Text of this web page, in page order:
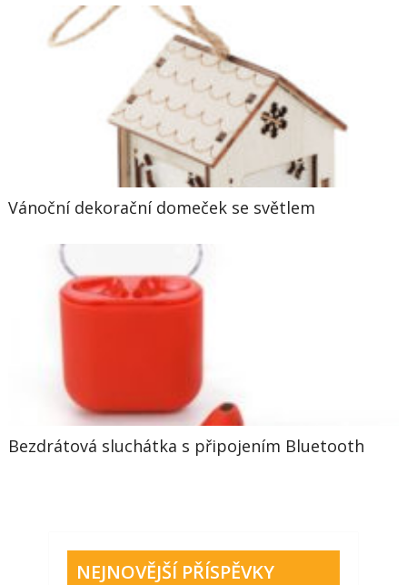
Vánoční dekorační domeček se světlem
Bezdrátová sluchátka s připojením Bluetooth
NEJNOVĚJŠÍ PŘÍSPĚVKY